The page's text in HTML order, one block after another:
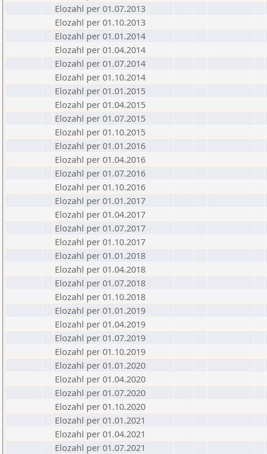
Elozahl per 01.07.2013
Elozahl per 01.10.2013
Elozahl per 01.01.2014
Elozahl per 01.04.2014
Elozahl per 01.07.2014
Elozahl per 01.10.2014
Elozahl per 01.01.2015
Elozahl per 01.04.2015
Elozahl per 01.07.2015
Elozahl per 01.10.2015
Elozahl per 01.01.2016
Elozahl per 01.04.2016
Elozahl per 01.07.2016
Elozahl per 01.10.2016
Elozahl per 01.01.2017
Elozahl per 01.04.2017
Elozahl per 01.07.2017
Elozahl per 01.10.2017
Elozahl per 01.01.2018
Elozahl per 01.04.2018
Elozahl per 01.07.2018
Elozahl per 01.10.2018
Elozahl per 01.01.2019
Elozahl per 01.04.2019
Elozahl per 01.07.2019
Elozahl per 01.10.2019
Elozahl per 01.01.2020
Elozahl per 01.04.2020
Elozahl per 01.07.2020
Elozahl per 01.10.2020
Elozahl per 01.01.2021
Elozahl per 01.04.2021
Elozahl per 01.07.2021